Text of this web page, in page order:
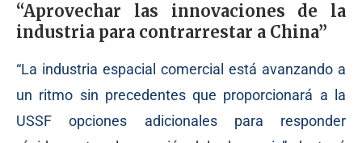
“Aprovechar las innovaciones de la
industria para contrarrestar a China”
“La industria espacial comercial está avanzando a
un ritmo sin precedentes que proporcionará a la
USSF opciones adicionales para responder